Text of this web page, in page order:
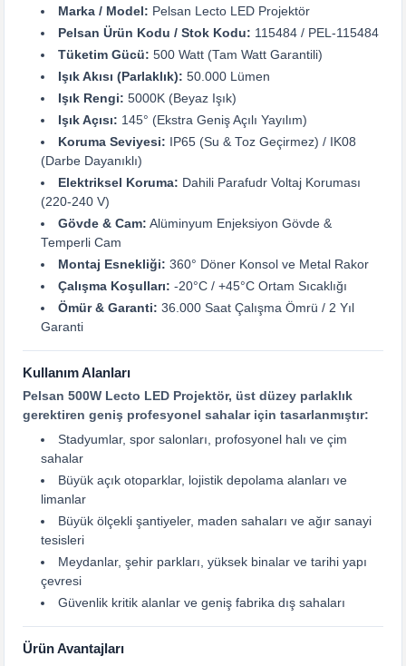
Marka / Model: Pelsan Lecto LED Projektör
Pelsan Ürün Kodu / Stok Kodu: 115484 / PEL-115484
Tüketim Gücü: 500 Watt (Tam Watt Garantili)
Işık Akısı (Parlaklık): 50.000 Lümen
Işık Rengi: 5000K (Beyaz Işık)
Işık Açısı: 145° (Ekstra Geniş Açılı Yayılım)
Koruma Seviyesi: IP65 (Su & Toz Geçirmez) / IK08
(Darbe Dayanıklı)
Elektriksel Koruma: Dahili Parafudr Voltaj Koruması
(220-240 V)
Gövde & Cam: Alüminyum Enjeksiyon Gövde &
Temperli Cam
Montaj Esnekliği: 360° Döner Konsol ve Metal Rakor
Çalışma Koşulları: -20°C / +45°C Ortam Sıcaklığı
Ömür & Garanti: 36.000 Saat Çalışma Ömrü / 2 Yıl
Garanti
Kullanım Alanları
Pelsan 500W Lecto LED Projektör, üst düzey parlaklık
gerektiren geniş profesyonel sahalar için tasarlanmıştır:
Stadyumlar, spor salonları, profosyonel halı ve çim
sahalar
Büyük açık otoparklar, lojistik depolama alanları ve
limanlar
Büyük ölçekli şantiyeler, maden sahaları ve ağır sanayi
tesisleri
Meydanlar, şehir parkları, yüksek binalar ve tarihi yapı
çevresi
Güvenlik kritik alanlar ve geniş fabrika dış sahaları
Ürün Avantajları